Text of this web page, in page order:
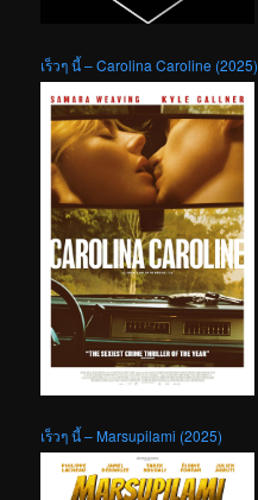
เร็วๆ นี้ – Carolina Caroline (2025)
เร็วๆ นี้ – Marsupilami (2025)